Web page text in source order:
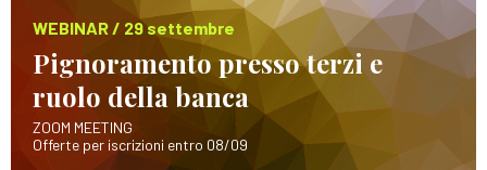
WEBINAR / 29 settembre
Pignoramento presso terzi e
ruolo della banca
ZOOM MEETING
Offerte per iscrizioni entro 08/09